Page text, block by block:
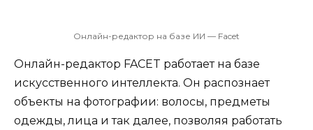
Онлайн-редактор на базе ИИ — Facet
Онлайн-редактор FACET работает на базе
искусственного интеллекта. Он распознает
объекты на фотографии: волосы, предметы
одежды, лица и так далее, позволяя работать